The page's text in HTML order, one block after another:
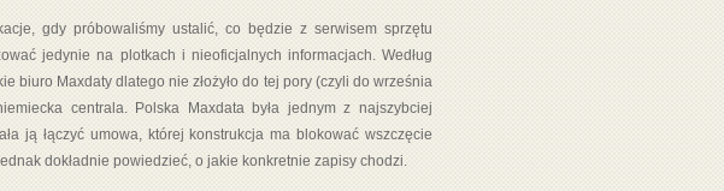
gdy próbowaliśmy ustalić, co będzie z serwisem sprzętu
jedynie na plotkach i nieoficjalnych informacjach. Według
biuro Maxdaty dlatego nie złożyło do tej pory (czyli do września
centrala. Polska Maxdata była jednym z najszybciej
ją łączyć umowa, której konstrukcja ma blokować wszczęcie
dokładnie powiedzieć, o jakie konkretnie zapisy chodzi.